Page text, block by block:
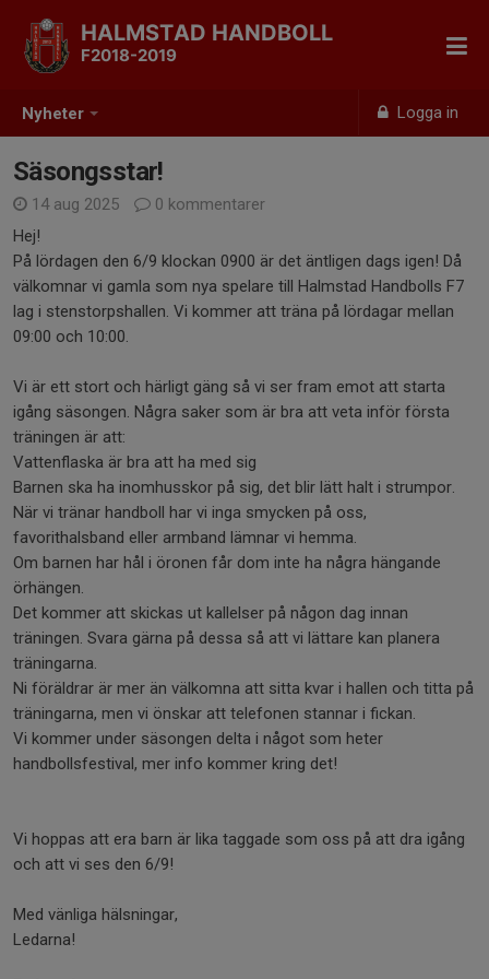
Nyheter Logga in
HALMSTAD HANDBOLL
F2018-2019
Säsongsstar!
14 aug 2025
0 kommentarer
Hej!
På lördagen den 6/9 klockan 0900 är det äntligen dags igen! Då
välkomnar vi gamla som nya spelare till Halmstad Handbolls F7
lag i stenstorpshallen. Vi kommer att träna på lördagar mellan
09:00 och 10:00.
Vi är ett stort och härligt gäng så vi ser fram emot att starta
igång säsongen. Några saker som är bra att veta inför första
träningen är att:
Vattenflaska är bra att ha med sig
Barnen ska ha inomhusskor på sig, det blir lätt halt i strumpor.
När vi tränar handboll har vi inga smycken på oss,
favorithalsband eller armband lämnar vi hemma.
Om barnen har hål i öronen får dom inte ha några hängande
örhängen.
Det kommer att skickas ut kallelser på någon dag innan
träningen. Svara gärna på dessa så att vi lättare kan planera
träningarna.
Ni föräldrar är mer än välkomna att sitta kvar i hallen och titta på
träningarna, men vi önskar att telefonen stannar i fickan.
Vi kommer under säsongen delta i något som heter
handbollsfestival, mer info kommer kring det!
Vi hoppas att era barn är lika taggade som oss på att dra igång
och att vi ses den 6/9!
Med vänliga hälsningar,
Ledarna!